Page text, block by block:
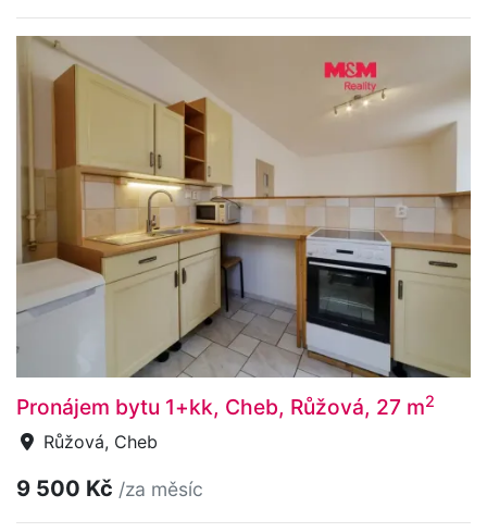
Pronájem bytu 1+kk, Cheb, Růžová, 27 m2
Růžová, Cheb
9 500 Kč /za měsíc